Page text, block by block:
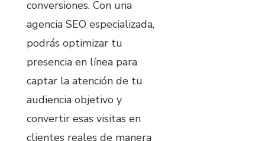
conversiones. Con una
agencia SEO especializada,
podrás optimizar tu
presencia en línea para
captar la atención de tu
audiencia objetivo y
convertir esas visitas en
clientes reales de manera